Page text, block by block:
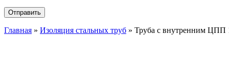
Главная » Изоляция стальных труб » Труба с внутренним ЦПП